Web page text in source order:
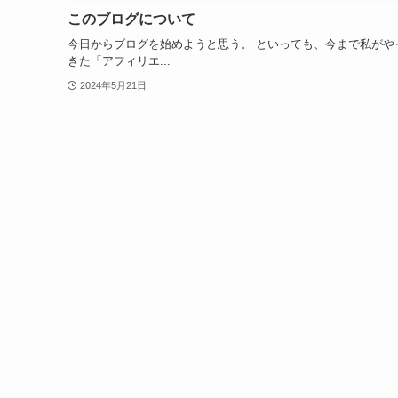
このブログについて
今日からブログを始めようと思う。 といっても、今まで私がや
きた「アフィリエ...
2024年5月21日